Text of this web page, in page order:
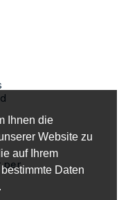
Ihnen die
Website zu
auf Ihrem
Daten
per